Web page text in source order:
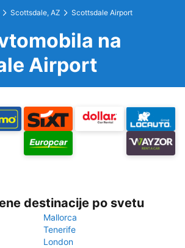
Scottsdale, AZ Scottsdale Airport
na
Airport
destinacije po svetu
Mallorca
Tenerife
London